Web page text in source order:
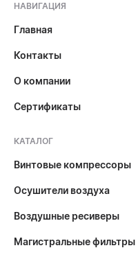
НАВИГАЦИЯ
Главная
Контакты
О компании
Сертификаты
КАТАЛОГ
Винтовые компрессоры
Осушители воздуха
Воздушные ресиверы
Магистральные фильтры